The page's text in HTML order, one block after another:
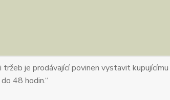
tržeb je prodávající povinen vystavit
48 hodin.“